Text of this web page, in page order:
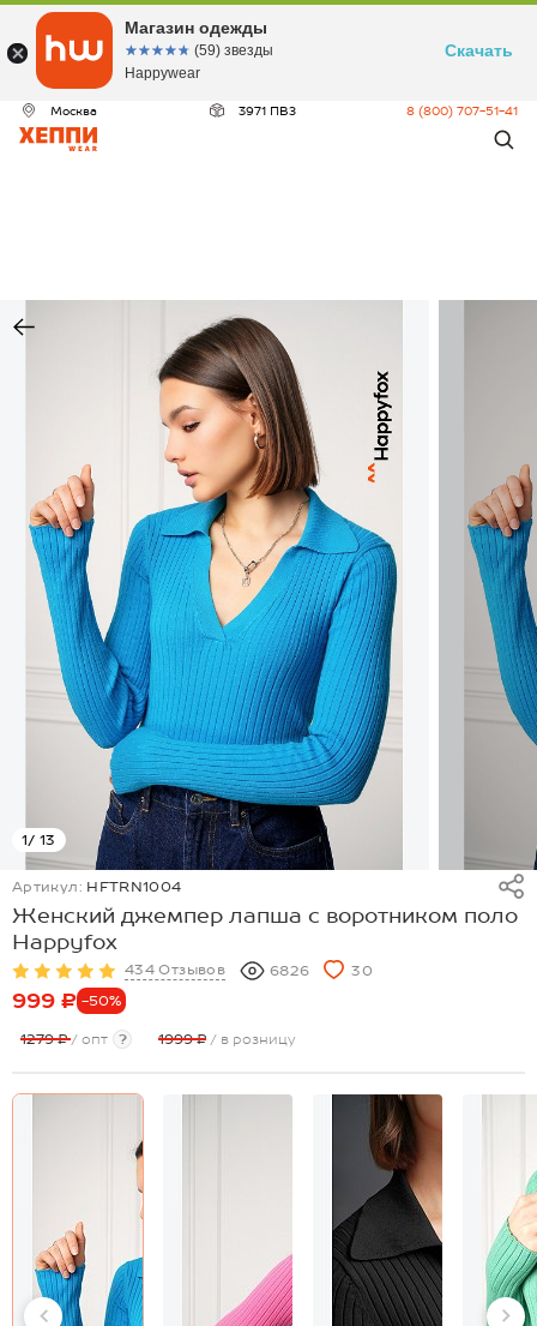
Москва 3971 ПВЗ 8 (800) 707-51-41
1/ 13
Артикул: HFTRN1004
Женский джемпер лапша с воротником поло
Happyfox
434 Отзывов 6826 30
999 ₽ -50%
1279 ₽/ опт ? 1999 ₽ / в розницу
Магазин одежды
☆☆☆☆☆
★★★★★ (59) звезды
Happywear
Скачать